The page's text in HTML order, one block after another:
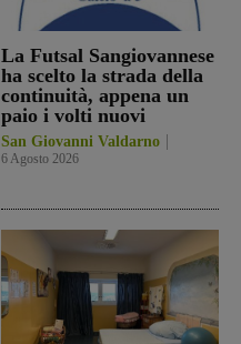
La Futsal Sangiovannese
ha scelto la strada della
continuità, appena un
paio i volti nuovi
San Giovanni Valdarno
6 Agosto 2026